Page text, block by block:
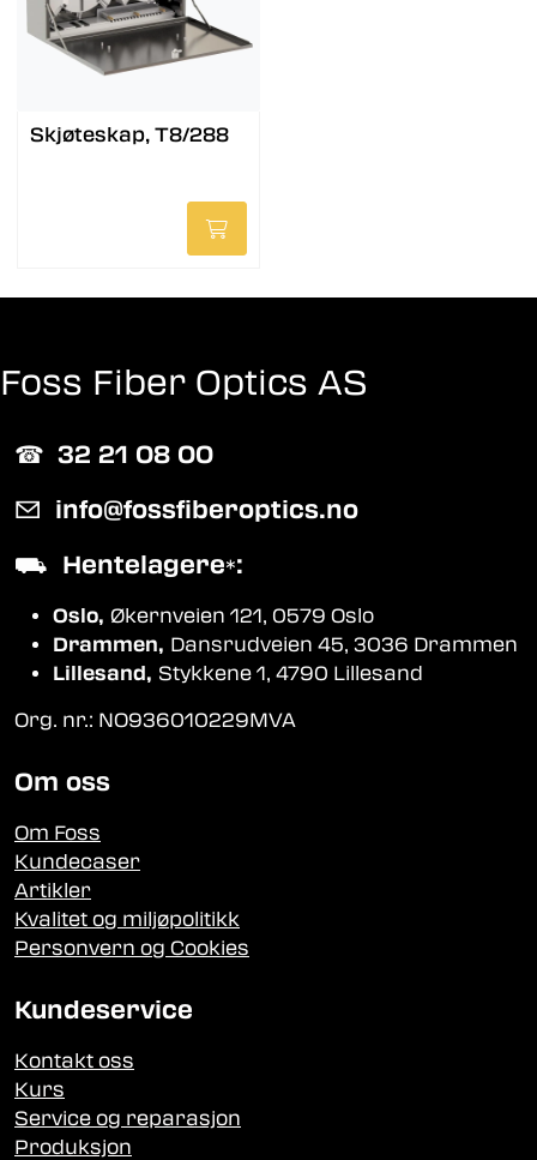
Skjøteskap, T8/288
Foss Fiber Optics AS
☎︎ 32 21 08 00
✉ info@fossfiberoptics.no
⛟ Hentelagere*:
Oslo, Økernveien 121, 0579 Oslo
Drammen, Dansrudveien 45, 3036 Drammen
Lillesand, Stykkene 1, 4790 Lillesand
Org. nr.: NO936010229MVA
Om oss
Om Foss
Kundecaser
Artikler
Kvalitet og miljøpolitikk
Personvern og Cookies
Kundeservice
Kontakt oss
Kurs
Service og reparasjon
Produksjon